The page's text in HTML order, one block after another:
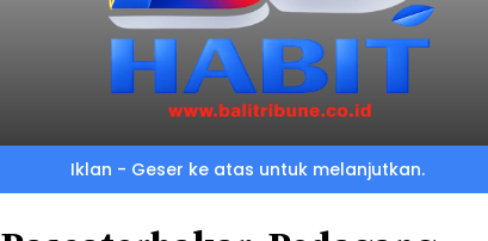
Iklan - Geser ke atas untuk melanjutkan.